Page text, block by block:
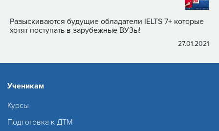
Разыскиваются будущие обладатели IELTS 7+ которые
хотят поступать в зарубежные ВУЗы!
27.01.2021
Ученикам
Курсы
Подготовка к ДТМ